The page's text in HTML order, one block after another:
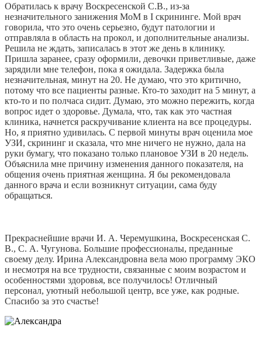
Обратилась к врачу Воскресенской С.В., из-за
незначительного занижения МоМ в I скрининге. Мой врач
говорила, что это очень серьезно, будут патологии и
отправляла в область на прокол, и дополнительные анализы.
Решила не ждать, записалась в этот же день в клинику.
Пришла заранее, сразу оформили, девочки приветливые, даже
зарядили мне телефон, пока я ожидала. Задержка была
незначительная, минут на 20. Не думаю, что это критично,
потому что все пациенты разные. Кто-то заходит на 5 минут, а
кто-то и по полчаса сидит. Думаю, это можно пережить, когда
вопрос идет о здоровье. Думала, что, так как это частная
клиника, начнется раскручивание клиента на все процедуры.
Но, я приятно удивилась. С первой минуты врач оценила мое
УЗИ, скрининг и сказала, что мне ничего не нужно, дала на
руки бумагу, что показано только плановое УЗИ в 20 недель.
Объяснила мне причину изменения данного показателя, на
общения очень приятная женщина. Я бы рекомендовала
данного врача и если возникнут ситуации, сама буду
обращаться.
Прекраснейшие врачи И. А. Черемушкина, Воскресенская С.
В., С. А. Чугунова. Большие профессионалы, преданные
своему делу. Ирина Александровна вела мою программу ЭКО
и несмотря на все трудности, связанные с моим возрастом и
особенностями здоровья, все получилось! Отличный
персонал, уютный небольшой центр, все уже, как родные.
Спасибо за это счастье!